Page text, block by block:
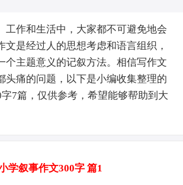
工作和生活中，大家都不可避免地会
文是经过人的思想考虑和语言组织，
个主题意义的记叙方法。相信写作文
头痛的问题，以下是小编收集整理的
7篇，仅供参考，希望能够帮助到大
学叙事作文300字 篇1